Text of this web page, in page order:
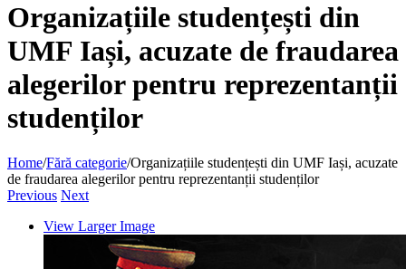
Organizațiile studențești din
UMF Iași, acuzate de fraudarea
alegerilor pentru reprezentanții
studenților
Home/Fără categorie/Organizațiile studențești din UMF Iași, acuzate
de fraudarea alegerilor pentru reprezentanții studenților
Previous Next
View Larger Image